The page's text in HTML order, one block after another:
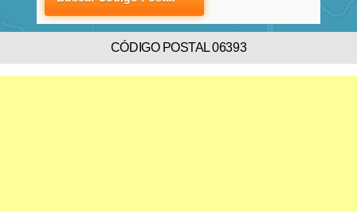
CÓDIGO POSTAL 06393